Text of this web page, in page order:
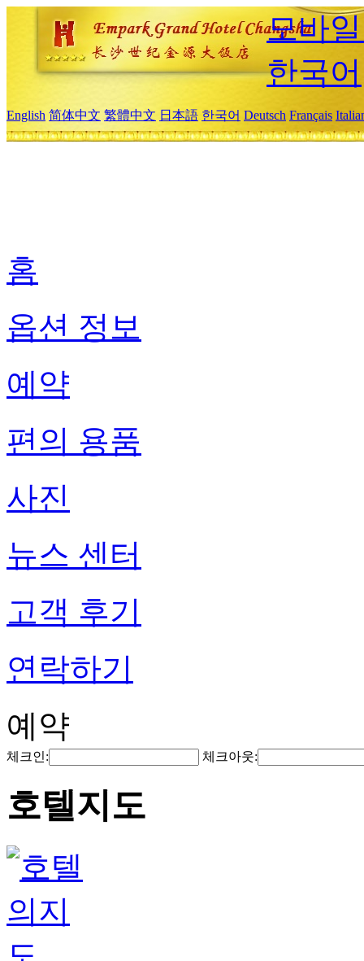
모바
한국어
English 简体中文 繁體中文 日本語 한국어 Deutsch Français
홈
옵션 정보
예약
편의 용품
사진
뉴스 센터
고객 후기
연락하기
예약
체크인: 체크아웃:
호텔지도